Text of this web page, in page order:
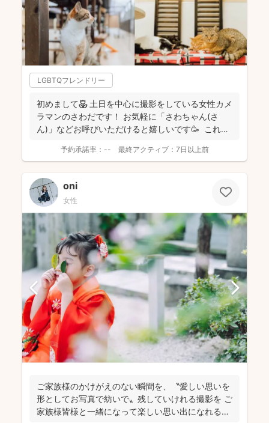
LGBTQフレンドリー
初めまして🌷 土日を中心に撮影をしている女性カメ
ラマンのさわだです！ お気軽に「さわちゃん(さ
ん)」などお呼びいただけると嬉しいです🥳 これま
予約承諾率： -- 最終アクティブ： 7日以上前
oni
女性
ご家族様のかけがえのない瞬間を、〝愛しい思いを
形としてお写真で紡いで〟残していけれる撮影を ご
家族様皆様と一緒になって楽しい思い出になれる撮